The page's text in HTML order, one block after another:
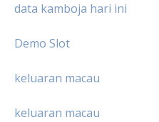
data kamboja hari ini
Demo Slot
keluaran macau
keluaran macau